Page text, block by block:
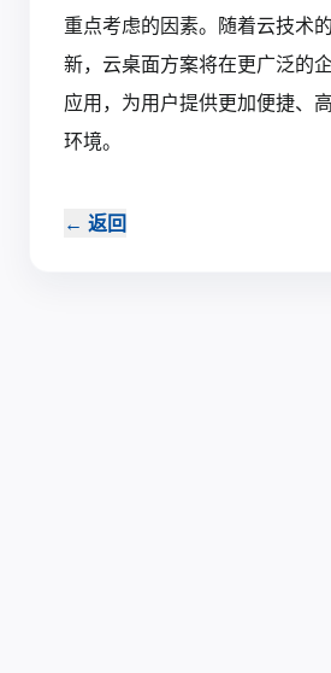
重点考虑的因素。随着云技术
新，云桌面方案将在更广泛的
应用，为用户提供更加便捷、
环境。‍
← 返回